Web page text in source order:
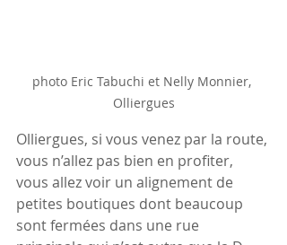
photo Eric Tabuchi et Nelly Monnier,
Olliergues
Olliergues, si vous venez par la route,
vous n’allez pas bien en profiter,
vous allez voir un alignement de
petites boutiques dont beaucoup
sont fermées dans une rue